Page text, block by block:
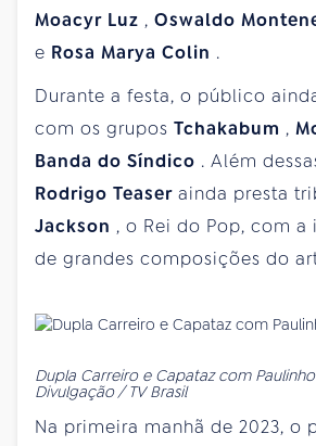
Moacyr Luz , Oswaldo
e Rosa Marya Colin .
Durante a festa, o público
com os grupos Tchakabum ,
Banda do Síndico . Além
Rodrigo Teaser ainda presta
Jackson , o Rei do Pop, com
de grandes composições do
Dupla Carreiro e Capataz com
Divulgação / TV Brasil
Na primeira manhã de 2023, o